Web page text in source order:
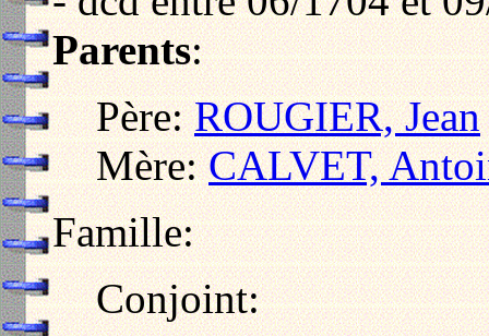
Parents:
Père:ROUGIER, Jean
Mère:CALVET,
Famille:
Conjoint: